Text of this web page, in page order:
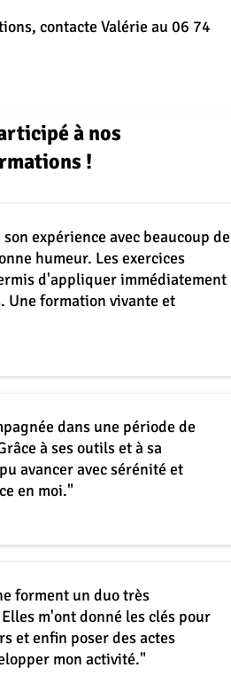
contacte Valérie au 06 74
à nos
!
expérience avec beaucoup de
humeur. Les exercices
d'appliquer immédiatement
Une formation vivante et
dans une période de
à ses outils et à sa
avancer avec sérénité et
en moi."
forment un duo très
m'ont donné les clés pour
et enfin poser des actes
mon activité."